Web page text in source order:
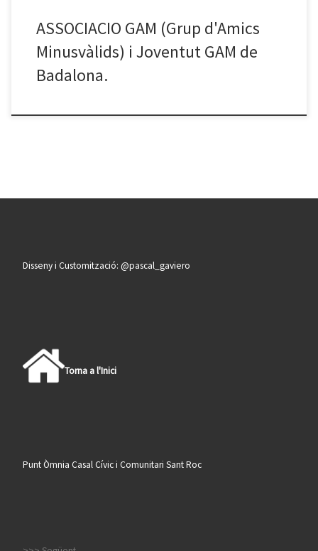
ASSOCIACIO GAM (Grup d'Amics
Minusvàlids) i Joventut GAM de
Badalona.
Disseny i Customització: @pascal_gaviero
Torna a l'Inici
Punt Òmnia Casal Cívic i Comunitari Sant Roc